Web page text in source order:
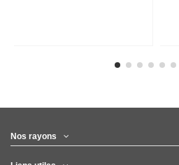
Nos rayons